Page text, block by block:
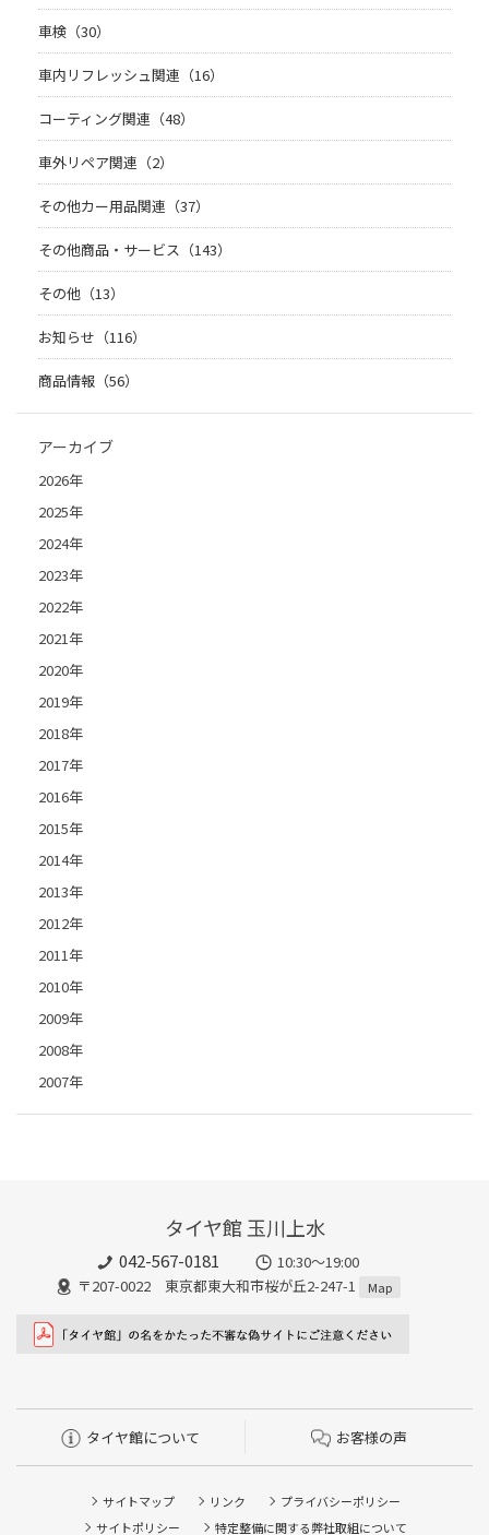
車検（30）
車内リフレッシュ関連（16）
コーティング関連（48）
車外リペア関連（2）
その他カー用品関連（37）
その他商品・サービス（143）
その他（13）
お知らせ（116）
商品情報（56）
アーカイブ
2026年
2025年
2024年
2023年
2022年
2021年
2020年
2019年
2018年
2017年
2016年
2015年
2014年
2013年
2012年
2011年
2010年
2009年
2008年
2007年
タイヤ館 玉川上水
042-567-0181
10:30～19:00
〒207-0022 東京都東大和市桜が丘2-247-1
Map
タイヤ館について お客様の声
サイトマップ リンク
プライバシーポリシー
サイトポリシー
特定整備に関する弊社取組について